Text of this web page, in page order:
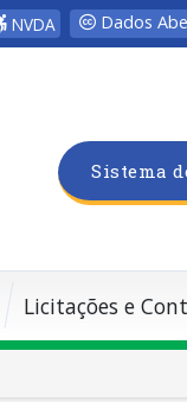
NVDA Dados
Sistema
Licitações e